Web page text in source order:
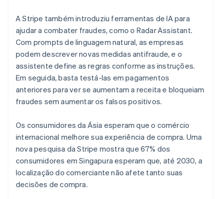
A Stripe também introduziu ferramentas de IA para
ajudar a combater fraudes, como o Radar Assistant.
Com prompts de linguagem natural, as empresas
podem descrever novas medidas antifraude, e o
assistente define as regras conforme as instruções.
Em seguida, basta testá-las em pagamentos
anteriores para ver se aumentam a receita e bloqueiam
fraudes sem aumentar os falsos positivos.
Os consumidores da Ásia esperam que o comércio
internacional melhore sua experiência de compra. Uma
nova pesquisa da Stripe mostra que 67% dos
consumidores em Singapura esperam que, até 2030, a
localização do comerciante não afete tanto suas
decisões de compra.
Alemanha
DeutschEnglish
Austrália
English
Áustria